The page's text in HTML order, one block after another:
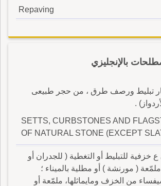
Repaving
بالإنجليزي
تبليط ورصف طرق ، من حجر طبيعى
.
SETTS, CURBSTONES AND
OF NATURAL STONE (EXCEPT
ع خزفية للتبليط أو التغطية ( للجدران أو
( مورنشة ) أو مطلية بالميناء ؛
من الخزف ومايماثلها، ملمّعة أو